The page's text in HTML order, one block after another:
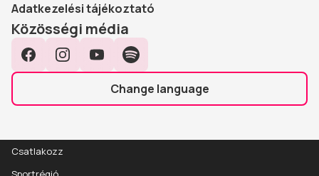
Adatkezelési tájékoztató
Közösségi média
Change language
Csatlakozz